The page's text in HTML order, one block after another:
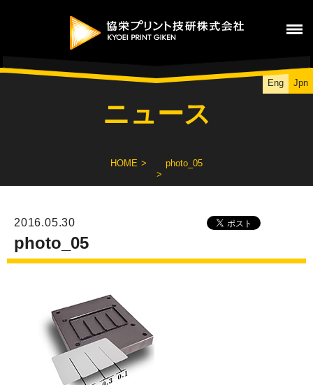
Eng Jpn
ニュース
HOME photo_05
2016.05.30
photo_05